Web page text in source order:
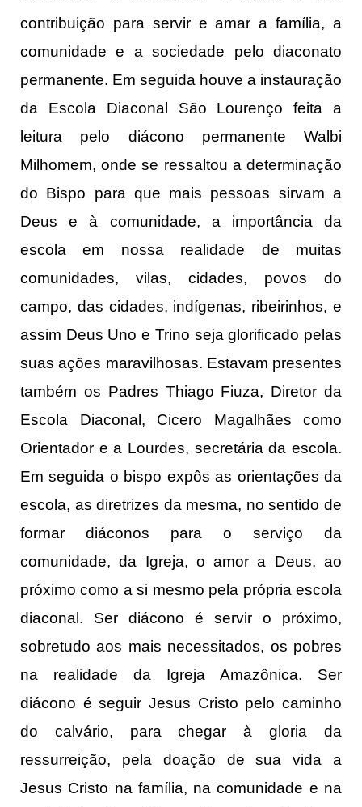
contribuição para servir e amar a família, a
comunidade e a sociedade pelo diaconato
permanente. Em seguida houve a instauração
da Escola Diaconal São Lourenço feita a
leitura pelo diácono permanente Walbi
Milhomem, onde se ressaltou a determinação
do Bispo para que mais pessoas sirvam a
Deus e à comunidade, a importância da
escola em nossa realidade de muitas
comunidades, vilas, cidades, povos do
campo, das cidades, indígenas, ribeirinhos, e
assim Deus Uno e Trino seja glorificado pelas
suas ações maravilhosas. Estavam presentes
também os Padres Thiago Fiuza, Diretor da
Escola Diaconal, Cicero Magalhães como
Orientador e a Lourdes, secretária da escola.
Em seguida o bispo expôs as orientações da
escola, as diretrizes da mesma, no sentido de
formar diáconos para o serviço da
comunidade, da Igreja, o amor a Deus, ao
próximo como a si mesmo pela própria escola
diaconal. Ser diácono é servir o próximo,
sobretudo aos mais necessitados, os pobres
na realidade da Igreja Amazônica. Ser
diácono é seguir Jesus Cristo pelo caminho
do calvário, para chegar à gloria da
ressurreição, pela doação de sua vida a
Jesus Cristo na família, na comunidade e na